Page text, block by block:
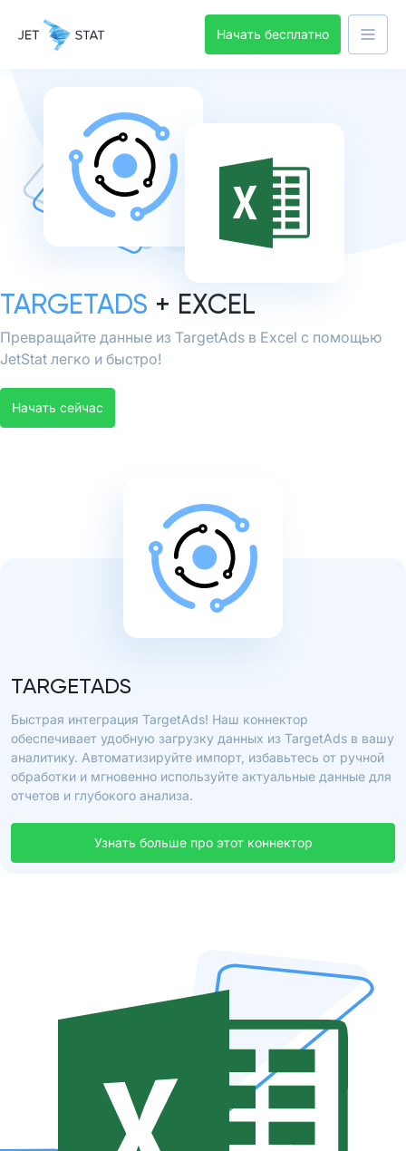
Начать бесплатно
TARGETADS + EXCEL
Превращайте данные из TargetAds в Excel с помощью
JetStat легко и быстро!
Начать сейчас
TARGETADS
Быстрая интеграция TargetAds! Наш коннектор
обеспечивает удобную загрузку данных из TargetAds в вашу
аналитику. Автоматизируйте импорт, избавьтесь от ручной
обработки и мгновенно используйте актуальные данные для
отчетов и глубокого анализа.
Узнать больше про этот коннектор